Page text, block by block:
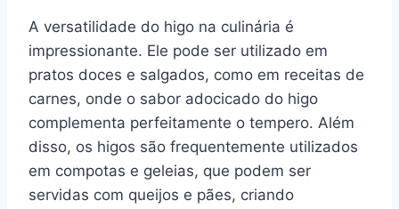
A versatilidade do higo na culinária é
impressionante. Ele pode ser utilizado em
pratos doces e salgados, como em receitas de
carnes, onde o sabor adocicado do higo
complementa perfeitamente o tempero. Além
disso, os higos são frequentemente utilizados
em compotas e geleias, que podem ser
servidas com queijos e pães, criando